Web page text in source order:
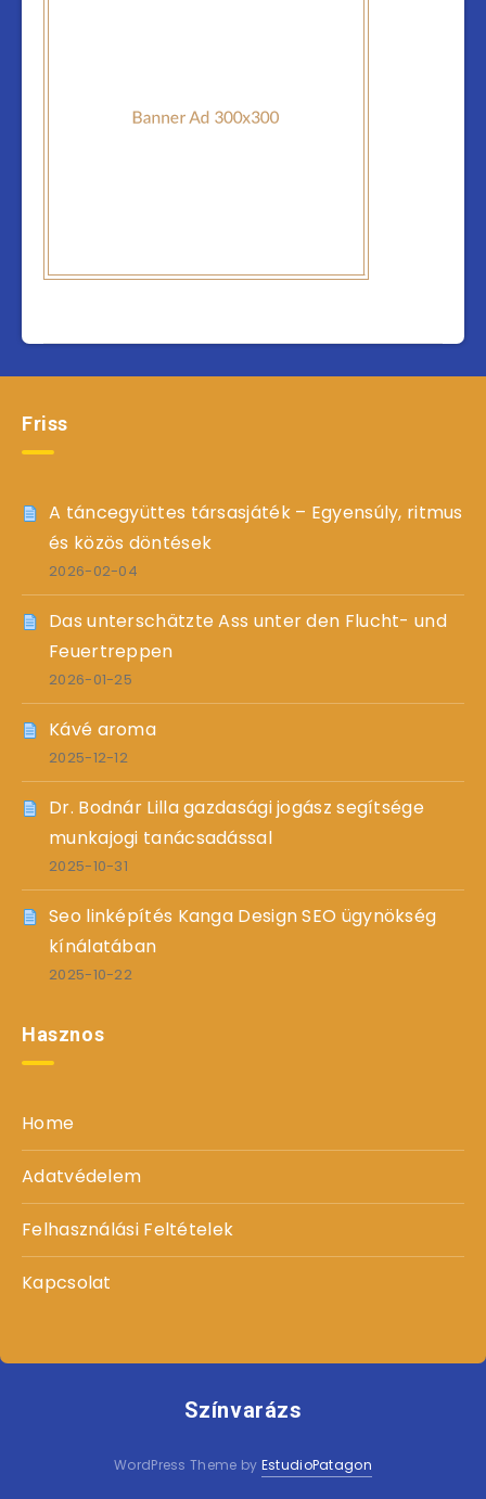
Friss
A táncegyüttes társasjáték – Egyensúly, ritmus
és közös döntések
2026-02-04
Das unterschätzte Ass unter den Flucht- und
Feuertreppen
2026-01-25
Kávé aroma
2025-12-12
Dr. Bodnár Lilla gazdasági jogász segítsége
munkajogi tanácsadással
2025-10-31
Seo linképítés Kanga Design SEO ügynökség
kínálatában
2025-10-22
Hasznos
Home
Adatvédelem
Felhasználási Feltételek
Kapcsolat
Színvarázs
WordPress Theme by EstudioPatagon